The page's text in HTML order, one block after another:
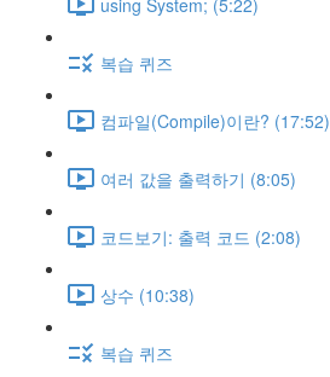
복습 퀴즈
컴파일(Compile)이란? (17:52)
여러 값을 출력하기 (8:05)
코드보기: 출력 코드 (2:08)
상수 (10:38)
복습 퀴즈